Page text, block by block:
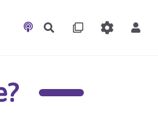
Rechercher